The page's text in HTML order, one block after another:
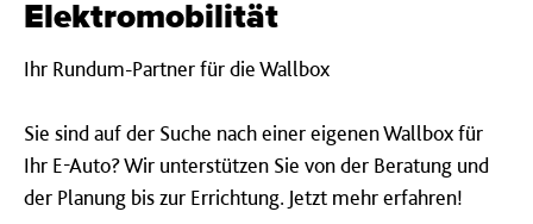
Elektro­mo­bi­li­tät
Ihr Rundum-Partner für die Wallbox
Sie sind auf der Suche nach einer eigenen Wallbox für
Ihr E-Auto? Wir unterstützen Sie von der Beratung und
der Planung bis zur Errichtung. Jetzt mehr erfahren!